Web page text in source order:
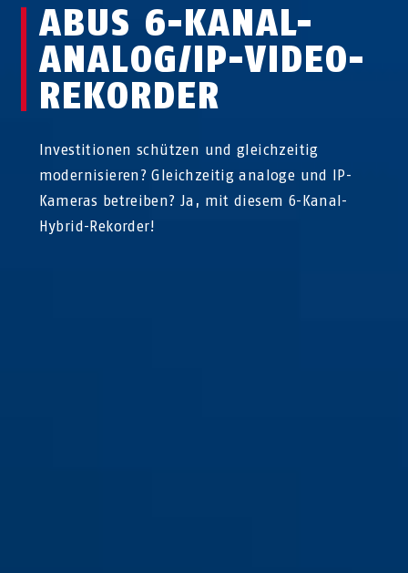
ABUS 6-KANAL-
ANALOG/IP-VIDEO­
RE­KOR­DER
Investitionen schützen und gleichzeitig
modernisieren? Gleichzeitig analoge und IP-
Kameras betreiben? Ja, mit diesem 6-Kanal-
Hybrid-Rekorder!